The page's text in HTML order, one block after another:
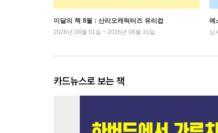
이달의 책 8월 : 산리오캐릭터즈 유리컵
2026년 08월 01일 ~ 2026년 08월 31일
예
상
카드뉴스로 보는 책